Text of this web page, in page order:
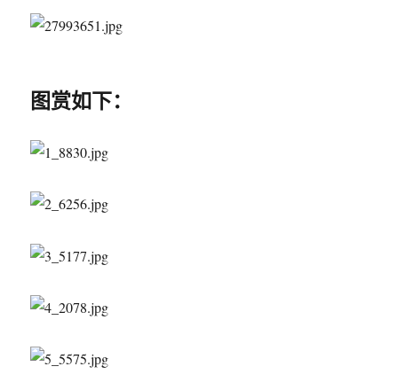
图赏如下：